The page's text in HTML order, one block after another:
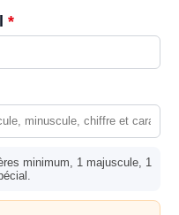
*
minimum, 1 majuscule, 1